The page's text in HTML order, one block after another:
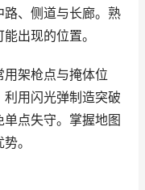
、侧道与长廊。熟
出现的位置。
架枪点与掩体位
用闪光弹制造突破
点失守。掌握地图
。